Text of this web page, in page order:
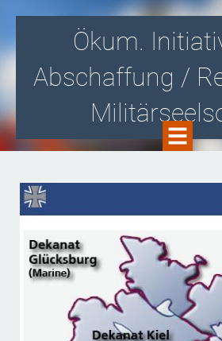
Ökum.
Abschaffung /
Gegen die
organisierte
Aussteigerbegleitung